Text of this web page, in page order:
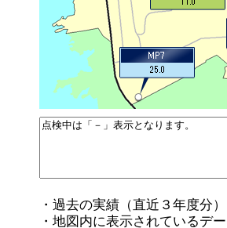
・過去の実績（直近３年度分
・地図内に表示されているデ